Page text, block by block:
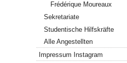
Frédérique Moureaux
Sekretariate
Studentische Hilfskräfte
Alle Angestellten
Impressum Instagram